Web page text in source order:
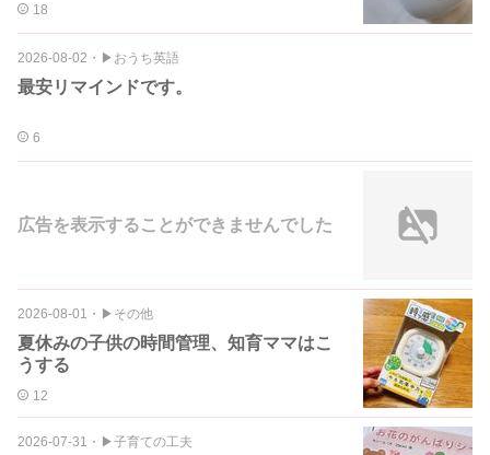
18
2026-08-02 ・ ▶︎おうち英語
最安リマインドです。
6
広告を表示することができませんでした
2026-08-01 ・ ▶︎その他
夏休みの子供の時間管理、知育ママはこ
うする
12
2026-07-31 ・ ▶︎子育ての工夫